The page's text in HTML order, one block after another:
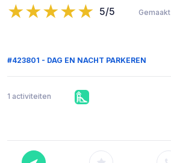
5/5
#423801 - DAG EN NACHT PARKEREN
1 activiteiten